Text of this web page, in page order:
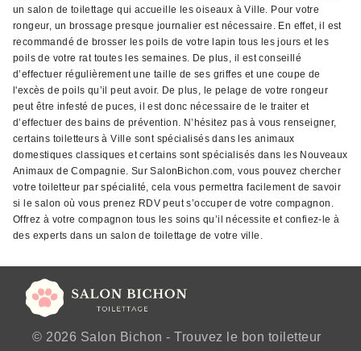
un salon de toilettage qui accueille les oiseaux à Ville. Pour votre
rongeur, un brossage presque journalier est nécessaire. En effet, il est
recommandé de brosser les poils de votre lapin tous les jours et les
poils de votre rat toutes les semaines. De plus, il est conseillé
d’effectuer régulièrement une taille de ses griffes et une coupe de
l'excès de poils qu’il peut avoir. De plus, le pelage de votre rongeur
peut être infesté de puces, il est donc nécessaire de le traiter et
d’effectuer des bains de prévention. N’hésitez pas à vous renseigner,
certains toiletteurs à Ville sont spécialisés dans les animaux
domestiques classiques et certains sont spécialisés dans les Nouveaux
Animaux de Compagnie. Sur SalonBichon.com, vous pouvez chercher
votre toiletteur par spécialité, cela vous permettra facilement de savoir
si le salon où vous prenez RDV peut s’occuper de votre compagnon.
Offrez à votre compagnon tous les soins qu’il nécessite et confiez-le à
des experts dans un salon de toilettage de votre ville.
© 2026 Salon Bichon - Trouvez le bon toiletteur